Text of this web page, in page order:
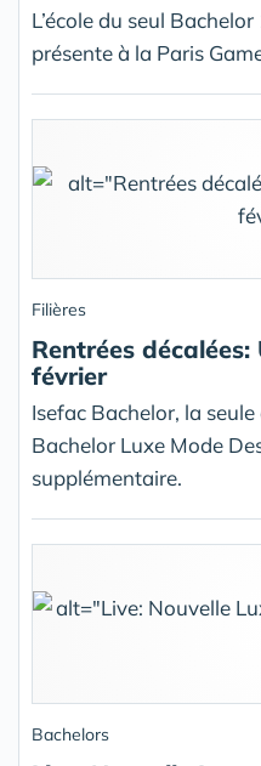
L’école du seul
présente à la Paris
Filières
Rentrées
février
Isefac Bachelor, la
Bachelor Luxe Mode
supplémentaire.
Bachelors